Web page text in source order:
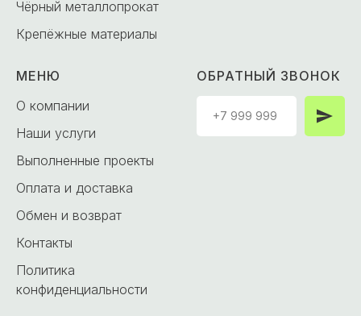
Чёрный металлопрокат
Крепёжные материалы
МЕНЮ
О компании
Наши услуги
Выполненные проекты
Оплата и доставка
Обмен и возврат
Контакты
Политика
конфиденциальности
ОБРАТНЫЙ ЗВОНОК